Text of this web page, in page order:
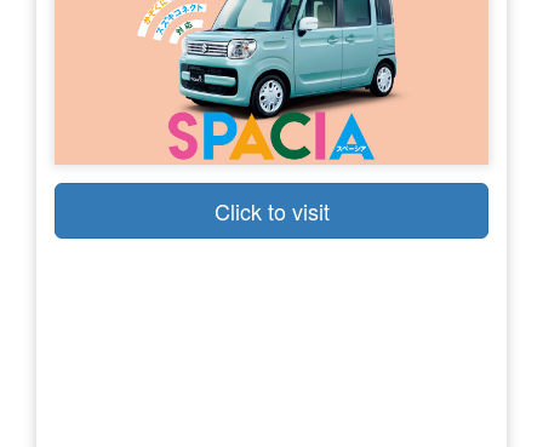
Click to visit